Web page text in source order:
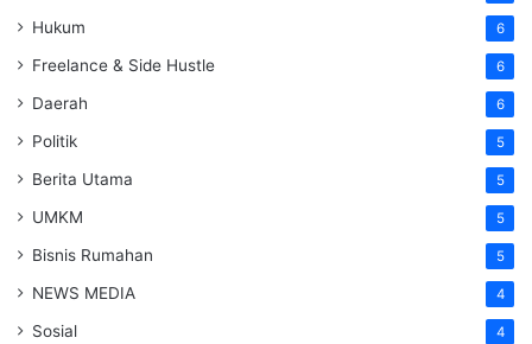
Hukum 6
Freelance & Side Hustle 6
Daerah 6
Politik 5
Berita Utama 5
UMKM 5
Bisnis Rumahan 5
NEWS MEDIA 4
Sosial 4